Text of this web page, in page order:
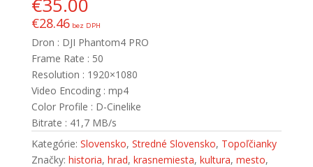
€28.46bez DPH
Dron : DJI Phantom4 PRO
Frame Rate : 50
Resolution : 1920×1080
Video Encoding : mp4
Color Profile : D-Cinelike
Bitrate : 41,7 MB/s
Kategórie: Slovensko, Stredné Slovensko, Topoľčianky
Značky: historia, hrad, krasnemiesta, kultura, mesto,